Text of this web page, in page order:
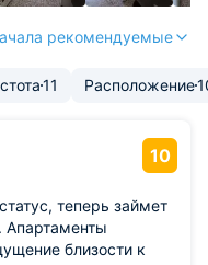
рекомендуемые
11 Расположение
10
теперь займет
Апартаменты
близости к